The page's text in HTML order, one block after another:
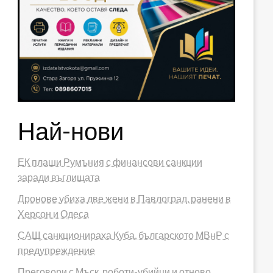
Най-нови
ЕК плаши Румъния с финансови санкции
заради въглищата
Дронове убиха две жени в Павлоград, ранени в
Херсон и Одеса
САЩ санкционираха Куба, българското МВнР с
предупреждение